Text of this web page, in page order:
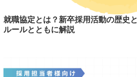
就職協定とは？新卒採用活動の歴史
ルールとともに解説